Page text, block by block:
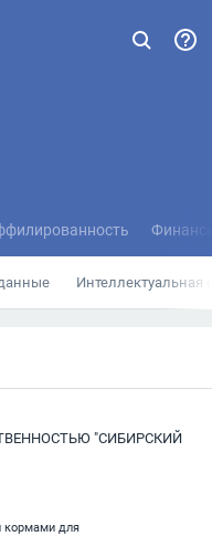
Интеллектуальная
"СИБИРСКИЙ
кормами для